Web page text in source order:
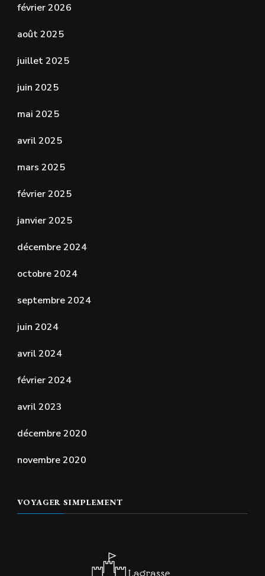
février 2026
août 2025
juillet 2025
juin 2025
mai 2025
avril 2025
mars 2025
février 2025
janvier 2025
décembre 2024
octobre 2024
septembre 2024
juin 2024
avril 2024
février 2024
avril 2023
décembre 2020
novembre 2020
VOYAGER SIMPLEMENT